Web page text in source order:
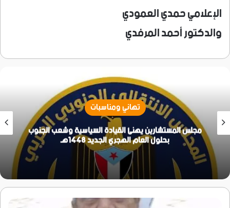
الإعلامي حمدي العمودي
والدكتور أحمد المرفدي
تهاني ومناسبات
مجلس المستشارين يهنئ القيادة السياسية وشعب الجنوب
بحلول العام الهجري الجديد 1448هـ